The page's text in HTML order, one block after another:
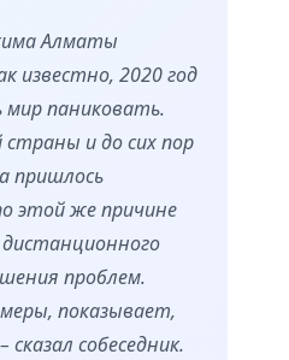
Алматы
известно, 2020 год
мир паниковать.
и до сих пор
пришлось
этой же причине
проблем.
показывает,
собеседник.